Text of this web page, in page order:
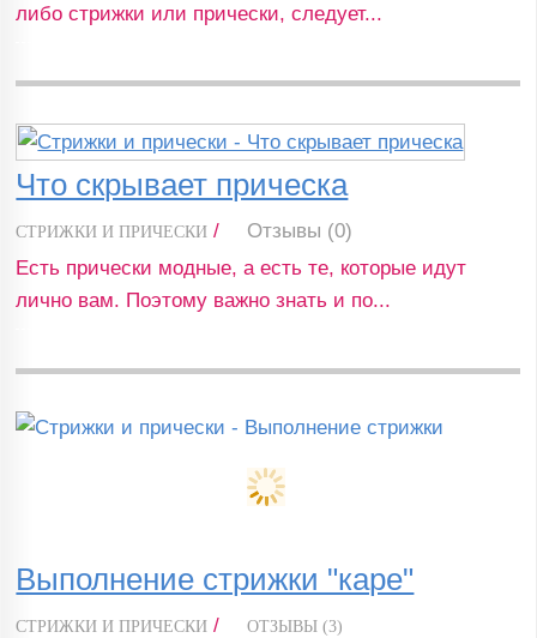
либо стрижки или прически, следует...
Что скрывает прическа
СТРИЖКИ И ПРИЧЕСКИ /
Отзывы (0)
Есть прически модные, а есть те, которые идут
лично вам. Поэтому важно знать и по...
Выполнение стрижки "каре"
СТРИЖКИ И ПРИЧЕСКИ / ОТЗЫВЫ (3)